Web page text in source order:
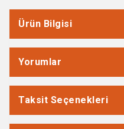
Ürün Bilgisi
Yorumlar
Taksit Seçenekleri